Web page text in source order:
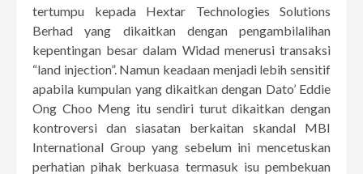
tertumpu kepada Hextar Technologies Solutions
Berhad yang dikaitkan dengan pengambilalihan
kepentingan besar dalam Widad menerusi transaksi
“land injection”. Namun keadaan menjadi lebih sensitif
apabila kumpulan yang dikaitkan dengan Dato’ Eddie
Ong Choo Meng itu sendiri turut dikaitkan dengan
kontroversi dan siasatan berkaitan skandal MBI
International Group yang sebelum ini mencetuskan
perhatian pihak berkuasa termasuk isu pembekuan